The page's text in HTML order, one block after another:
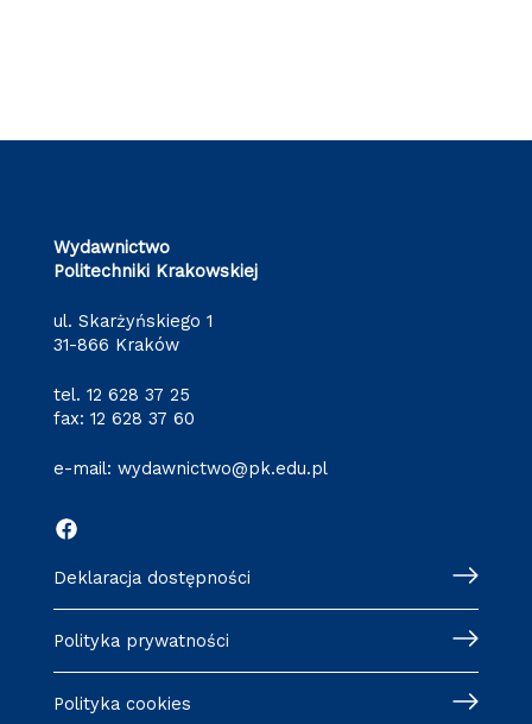
Wydawnictwo
Politechniki Krakowskiej
ul. Skarżyńskiego 1
31-866 Kraków
tel. 12 628 37 25
fax: 12 628 37 60
e-mail: wydawnictwo@pk.edu.pl
Deklaracja dostępności
Polityka prywatności
Polityka cookies